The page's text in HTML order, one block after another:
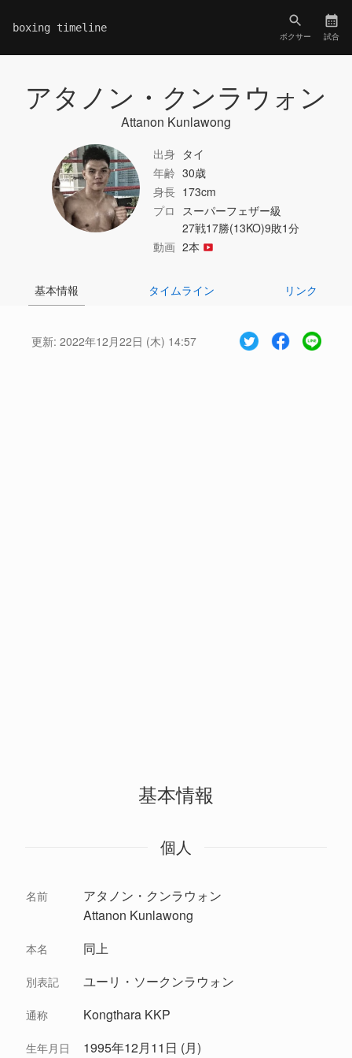
boxing timeline
ボクサー 試合
アタノン・クンラウォン
Attanon Kunlawong
出身 タイ
年齢 30歳
身長 173cm
プロ スーパーフェザー級
27戦17勝(13KO)9敗1分
動画 2本
基本情報 タイムライン リンク
更新: 2022年12月22日 (木) 14:57
基本情報
個人
名前
アタノン・クンラウォン
Attanon Kunlawong
本名 同上
別表記 ユーリ・ソークンラウォン
通称 Kongthara KKP
生年月日 1995年12月11日 (月)